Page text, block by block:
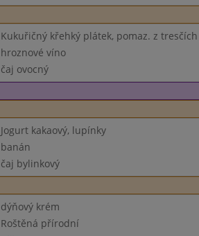
Kukuřičný křehký plátek, pomaz. z
hroznové víno
čaj ovocný
Jogurt kakaový, lupínky
banán
čaj bylinkový
dýňový krém
Roštěná přírodní